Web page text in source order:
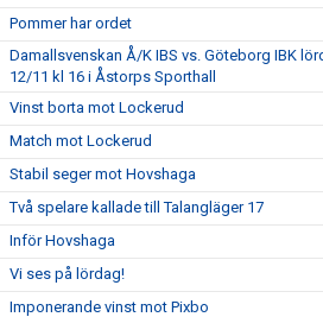
Pommer har ordet
Damallsvenskan Å/K IBS vs. Göteborg IBK
12/11 kl 16 i Åstorps Sporthall
Vinst borta mot Lockerud
Match mot Lockerud
Stabil seger mot Hovshaga
Två spelare kallade till Talangläger 17
Inför Hovshaga
Vi ses på lördag!
Imponerande vinst mot Pixbo